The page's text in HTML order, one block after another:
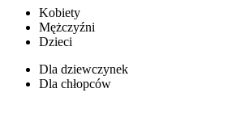
Kobiety
Mężczyźni
Dzieci
Dla dziewczynek
Dla chłopców